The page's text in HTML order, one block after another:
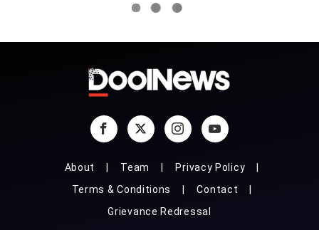
About Team
Privacy Policy
Terms & Conditions
Contact
Grievance Redressal